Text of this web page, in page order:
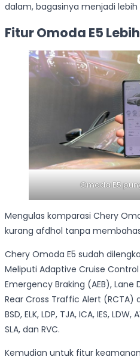
dalam, bagasinya menjadi
Fitur Omoda E5
Omoda E5
Mengulas komparasi Chery
kurang afdhol tanpa
Chery Omoda E5 sudah
Meliputi Adaptive Cruise
Emergency Braking (AEB),
Rear Cross Traffic Alert (RCTA)
BSD, ELK, LDP, TJA, ICA, IES,
SLA, dan RVC.
Kemudian untuk fitur